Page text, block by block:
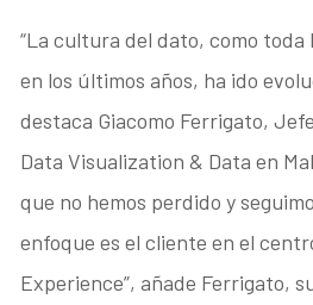
“La cultura del dato, como
en los últimos años, ha ido
destaca Giacomo Ferrigato,
Data Visualization & Data en
que no hemos perdido y
enfoque es el cliente en el
Experience”, añade Ferrigato,